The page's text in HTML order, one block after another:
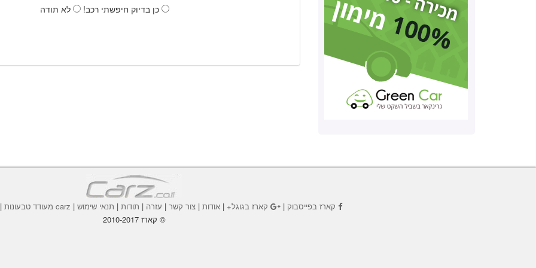
כן בדיוק חיפשתי רכב!
לא תודה
קארז בפייסבוק | קארז בגוגל+ | אודות | צור קשר | עזרה | תודות | תנאי שימוש | carz מעודד טבעונות |
© קארז 2010-2017